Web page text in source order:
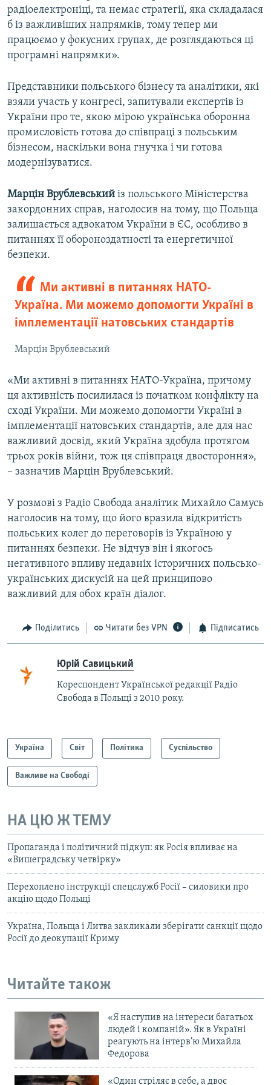
радіоелектроніці, та немає стратегії, яка складалася
б із важливіших напрямків, тому тепер ми
працюємо у фокусних групах, де розглядаються ці
програмні напрямки».
Представники польського бізнесу та аналітики, які
взяли участь у конгресі, запитували експертів із
України про те, якою мірою українська оборонна
промисловість готова до співпраці з польським
бізнесом, наскільки вона гнучка і чи готова
модернізуватися.
Марцін Врублевський із польського Міністерства
закордонних справ, наголосив на тому, що Польща
залишається адвокатом України в ЄС, особливо в
питаннях її обороноздатності та енергетичної
безпеки.
Ми активні в питаннях НАТО-
Україна. Ми можемо допомогти Україні в
імплементації натовських стандартів
Марцін Врублевський
«Ми активні в питаннях НАТО-Україна, причому
ця активність посилилася із початком конфлікту на
сході України. Ми можемо допомогти Україні в
імплементації натовських стандартів, але для нас
важливий досвід, який Україна здобула протягом
трьох років війни, тож ця співпраця двостороння»,
– зазначив Марцін Врублевський.
У розмові з Радіо Свобода аналітик Михайло Самусь
наголосив на тому, що його вразила відкритість
польських колег до переговорів із Україною у
питаннях безпеки. Не відчув він і якогось
негативного впливу недавніх історичних польсько-
українських дискусій на цей принципово
важливий для обох країн діалог.
Поділитись Читати без VPN Підписатись
Юрій Савицький
Кореспондент Української редакції Радіо
Свобода в Польщі з 2010 року.
Україна Світ Політика Суспільство
Важливе на Свободі
НА ЦЮ Ж ТЕМУ
Пропаганда і політичний підкуп: як Росія впливає на
«Вишеградську четвірку»
Перехоплено інструкції спецслужб Росії – силовики про
акцію щодо Польщі
Україна, Польща і Литва закликали зберігати санкції щодо
Росії до деокупації Криму
Читайте також
«Я наступив на інтереси багатьох
людей і компаній». Як в Україні
реагують на інтерв’ю Михайла
Федорова
«Один стріляє в себе, а двоє